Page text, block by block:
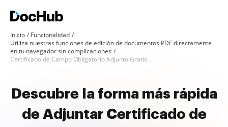
Inicio
Funcionalidad
Utiliza nuestras funciones de edición de documentos PDF directamente
en tu navegador sin complicaciones
Certificado de Campo Obligatorio Adjunto Gratis
Descubre la forma más rápida
de Adjuntar Certificado de